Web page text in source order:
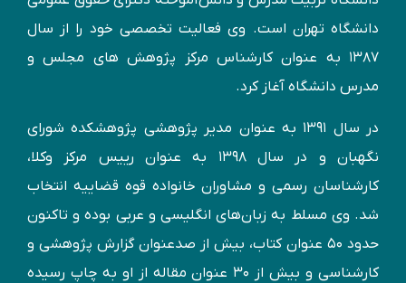
دانشگاه تهران است. وی فعالیت تخصصی خود را از سال
۱۳۸۷ به عنوان کارشناس مركز پژوهش های مجلس و
مدرس دانشگاه آغاز کرد.
در سال ۱۳۹۱ به عنوان مدير پژوهشی پژوهشكده شورای
نگهبان و در سال ۱۳۹۸ به عنوان رییس مرکز وکلا،
کارشناسان رسمی و مشاوران خانواده قوه قضاییه انتخاب
شد. وی مسلط به زبان‌های انگليسی و عربی بوده و تاكنون
حدود ۵۰ عنوان كتاب، بیش از صدعنوان گزارش پژوهشی و
کارشناسی و بيش از ۳۰ عنوان مقاله از او به چاپ رسيده